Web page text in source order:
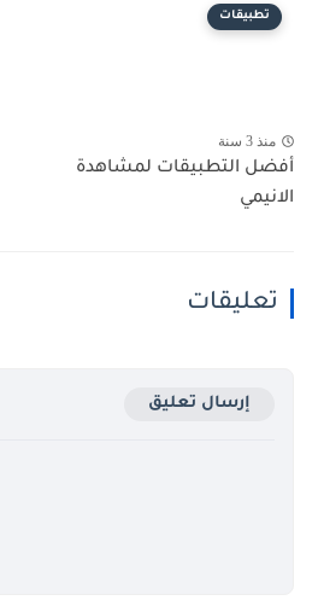
تطبيقات
منذ 3 سنة
أفضل التطبيقات لمشاهدة
الانيمي
تعليقات
إرسال تعليق